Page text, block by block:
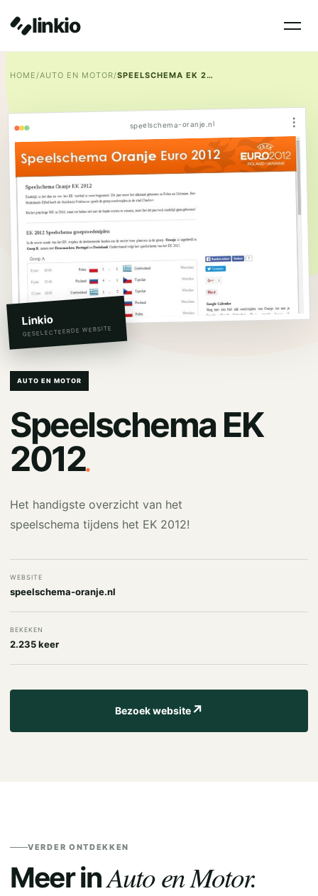
linkio
HOME/AUTO EN MOTOR/ SPEELSCHEMA EK 2012
speelschema-oranje.nl ⋮
Linkio
GESELECTEERDE WEBSITE
AUTO EN MOTOR
Speelschema EK
2012.
Het handigste overzicht van het
speelschema tijdens het EK 2012!
WEBSITE
speelschema-oranje.nl
BEKEKEN
2.235 keer
Bezoek website↗
VERDER ONTDEKKEN
Meer inAuto en Motor.